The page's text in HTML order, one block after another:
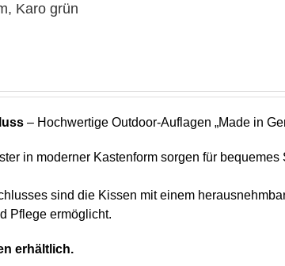
Karo grün
– Hochwertige Outdoor-Auflagen „Made in
in moderner Kastenform sorgen für
sind die Kissen mit einem
Pflege ermöglicht.
erhältlich.